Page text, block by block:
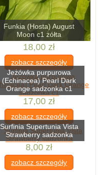
Funkia (Hosta) August
Moon c1 żółta
18,00 zł
zobacz szczegóły
Jeżówka purpurowa
(Echinacea) Pearl Dark
Orange sadzonka c1
17,00 zł
zobacz szczegóły
Surfinia Supertunia Vista
Strawberry sadzonka
8,00 zł
zobacz szczegóły